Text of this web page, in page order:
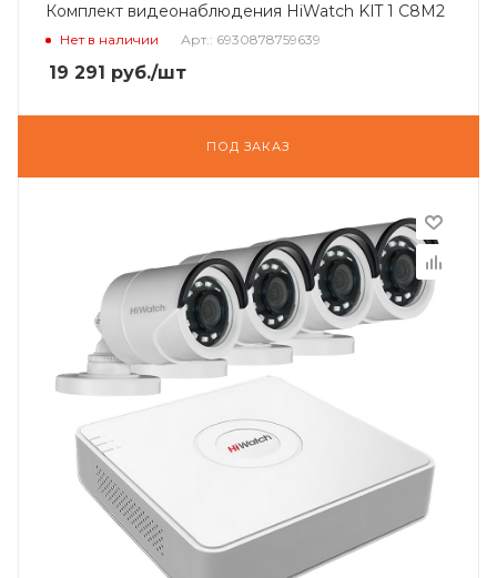
Комплект видеонаблюдения HiWatch KIT 1 C8M2
Нет в наличии Арт.: 6930878759639
19 291 руб./шт
ПОД ЗАКАЗ